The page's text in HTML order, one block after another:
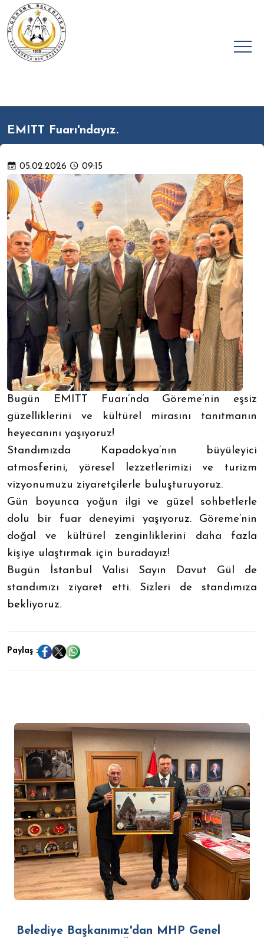
EMITT Fuarı'ndayız.
05.02.2026 09:15
Bugün EMITT Fuarı’nda Göreme’nin eşsiz
güzelliklerini ve kültürel mirasını tanıtmanın
heyecanını yaşıyoruz!
Standımızda Kapadokya’nın büyüleyici
atmosferini, yöresel lezzetlerimizi ve turizm
vizyonumuzu ziyaretçilerle buluşturuyoruz.
Gün boyunca yoğun ilgi ve güzel sohbetlerle
dolu bir fuar deneyimi yaşıyoruz. Göreme’nin
doğal ve kültürel zenginliklerini daha fazla
kişiye ulaştırmak için buradayız!
Bugün İstanbul Valisi Sayın Davut Gül de
standımızı ziyaret etti. Sizleri de standımıza
bekliyoruz.
Paylaş :
Belediye Başkanımız'dan MHP Genel